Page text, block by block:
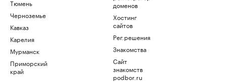
Тюмень
Черноземье
Кавказ
Карелия
Мурманск
Приморский
край
доменов
Хостинг
сайтов
Рег.решения
Знакомства
Сайт
знакомств
podbor.ru